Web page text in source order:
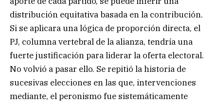
distribución equitativa basada en la contribución.
Si se aplicara una lógica de proporción directa, el
PJ, columna vertebral de la alianza, tendría una
fuerte justificación para liderar la oferta electoral.
No volvió a pasar ello. Se repitió la historia de
sucesivas elecciones en las que, intervenciones
mediante, el peronismo fue sistemáticamente